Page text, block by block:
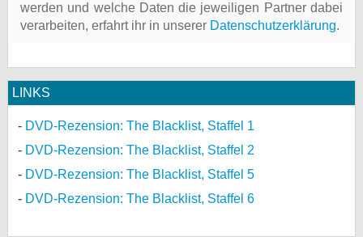
werden und welche Daten die jeweiligen Partner dabei
verarbeiten, erfahrt ihr in unserer Datenschutzerklärung.
LINKS
DVD-Rezension: The Blacklist, Staffel 1
DVD-Rezension: The Blacklist, Staffel 2
DVD-Rezension: The Blacklist, Staffel 5
DVD-Rezension: The Blacklist, Staffel 6